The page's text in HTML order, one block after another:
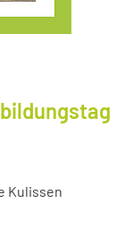
Kulissen